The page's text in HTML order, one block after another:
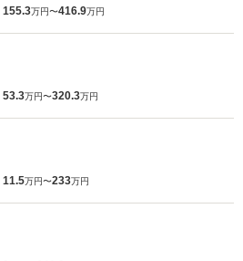
155.3万円〜416.9万円
53.3万円〜320.3万円
11.5万円〜233万円